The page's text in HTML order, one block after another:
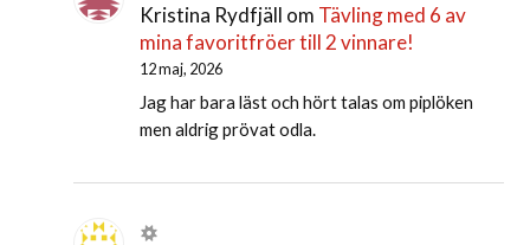
Kristina Rydfjäll om Tävling med 6 av
mina favoritfröer till 2 vinnare!
12 maj, 2026
Jag har bara läst och hört talas om piplöken
men aldrig prövat odla.